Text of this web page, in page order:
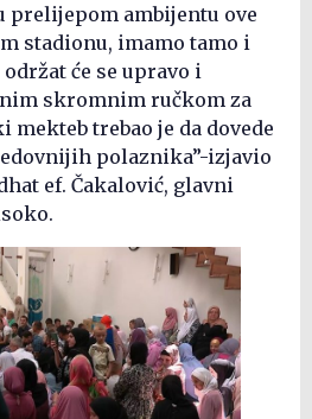
prelijepom ambijentu ove
stadionu, imamo tamo i
će se upravo i
skromnim ručkom za
mekteb trebao je da dovede
polaznika”-izjavio
ef. Čakalović, glavni